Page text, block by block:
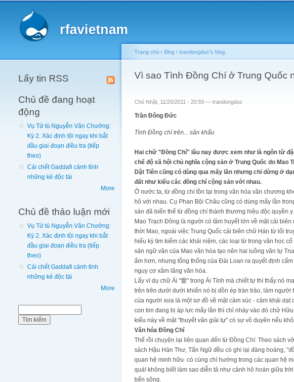
rfavietnam
Lấy tin RSS
Chủ đề đang hoạt
động
Vụ Tử tù Nguyễn Văn Chưởng:
Kỳ 2. Xác định tội ngay khi bắt
đầu giai đoạn điều tra (tiếp
theo)
Cái chết Gaddafi cảnh tỉnh
những kẻ độc tài
More
Chủ đề thảo luận mới
Vụ Tử tù Nguyễn Văn Chưởng:
Kỳ 2. Xác định tội ngay khi bắt
đầu giai đoạn điều tra (tiếp
theo)
Cái chết Gaddafi cảnh tỉnh
những kẻ độc tài
More
You are here
Trang chủ › Blog › trandongduc's blog
Vì sao Tình Đồng Chí ở Trung Quốc
Chủ Nhật, 11/20/2011 - 20:59 — trandongduc
Trần Đông Đức
Tình Đồng chí trên... sân khấu
Hai chữ "Đồng Chí" lâu nay được xem như là ngôn từ
chế độ xã hội chủ nghĩa cộng sản ở Trung Quốc do
Dật Tiên cũng có dùng qua mấy lần nhưng chỉ dừng ở
đất như kiểu các đồng chí cộng sản với nhau.
Ở nước ta, từ đồng chí tồn tại trong văn hóa văn chương
hô với nhau. Cụ Phan Bội Châu cũng có dùng mấy lần
sản đã biến thể từ đồng chí thành thương hiệu độc quyền
Mao Trạch Đông là người có tâm huyết lớn về mặt cải
thời Mao, ngoài việc Trung Quốc cải biên chữ Hán từ lối
hiếu kỳ tìm kiếm các khái niệm, các loại từ trong văn học
sản ngữ văn của Mao văn hóa tạo nên hai luồng văn tự
ấm hơn, nhưng tổng thống của Đài Loan ra quyết định
nguy cơ xâm lăng văn hóa.
Lấy ví dụ chữ Ái "愛" trong Ái Tình mà chiết tự thì thấy nó
trên trên dưới dưới khiến nó bị dồn ép tràn trào, làm người
của người xưa là một sơ đồ về mặt cảm xúc - cảm khái
con tim đang bị áp lực mấy lần thì chỉ nháy vào đó chữ
kiểu này về mặt "thuyết văn giải tự" có sự vô duyên nếu
Văn hóa Đồng Chí
Thế rồi chuyện lại liên quan đến từ Đồng Chí: Theo sách
sách Hậu Hán Thư, Tấn Ngữ đều có ghi lại đàng hoàng,
quan hệ minh hữu có cùng chí hướng trong các quan hệ
quá! không biết làm sao diễn tả như cảnh hô hoán giữa
bến sông.